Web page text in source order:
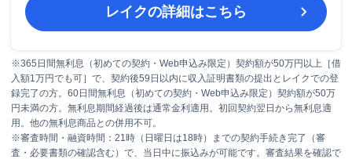
レイクの詳細はこちら
※365日間無利息（初めての契約・Web申込み限定）契約額が50万円以上［借
入額1万円でも可］で、契約後59日以内に収入証明書類の提出とレイクでの登
録完了の方。60日間無利息（初めての契約・Web申込み限定）契約額が50万
円未満の方。無利息期間経過後は通常金利適用。初回契約翌日から無利息適
用。他の無利息商品との併用不可。
※審査時間・融資時間：21時（日曜日は18時）までの契約手続き完了（審
査・必要書類の確認含む）で、当日中に振込みが可能です。審査結果を確認で